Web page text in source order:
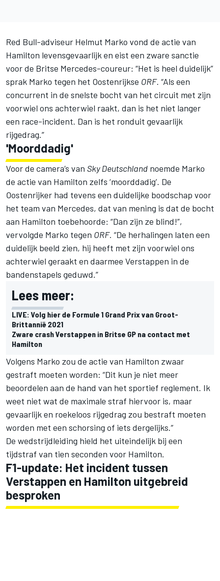
Red Bull-adviseur Helmut Marko vond de actie van
Hamilton levensgevaarlijk en eist een zware sanctie
voor de Britse Mercedes-coureur: “Het is heel duidelijk”
sprak Marko tegen het Oostenrijkse ORF. “Als een
concurrent in de snelste bocht van het circuit met zijn
voorwiel ons achterwiel raakt, dan is het niet langer
een race-incident. Dan is het ronduit gevaarlijk
rijgedrag.”
'Moorddadig'
Voor de camera’s van Sky Deutschland noemde Marko
de actie van Hamilton zelfs ‘moorddadig’. De
Oostenrijker had tevens een duidelijke boodschap voor
het team van Mercedes, dat van mening is dat de bocht
aan Hamilton toebehoorde: “Dan zijn ze blind!”,
vervolgde Marko tegen ORF. “De herhalingen laten een
duidelijk beeld zien, hij heeft met zijn voorwiel ons
achterwiel geraakt en daarmee Verstappen in de
bandenstapels geduwd.”
Lees meer:
LIVE: Volg hier de Formule 1 Grand Prix van Groot-
Brittannië 2021
Zware crash Verstappen in Britse GP na contact met
Hamilton
Volgens Marko zou de actie van Hamilton zwaar
gestraft moeten worden: “Dit kun je niet meer
beoordelen aan de hand van het sportief reglement. Ik
weet niet wat de maximale straf hiervoor is, maar
gevaarlijk en roekeloos rijgedrag zou bestraft moeten
worden met een schorsing of iets dergelijks.”
De wedstrijdleiding hield het uiteindelijk bij een
tijdstraf van tien seconden voor Hamilton.
F1-update: Het incident tussen
Verstappen en Hamilton uitgebreid
besproken